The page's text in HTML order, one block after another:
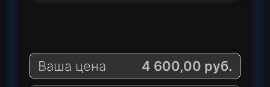
e
r
a
s
a
Ваша цена 4 600,00 руб.